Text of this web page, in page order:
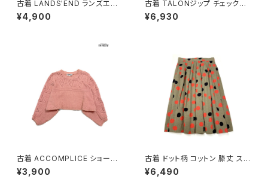
古着 LANDS'END ランズエン
ド 前開き 無地 コットン100％
長袖 シャツ ベージュ (ttu2509
¥4,900
古着 TALONジップ チェック柄
コットン 膝丈 スカート 黄 (ba2
607010)
¥6,930
古着 ACCOMPLICE ショート
丈 アメリカ製 無地 長袖 ニット
セーター ピンク (ttu2501058)
¥3,900
古着 ドット柄 コットン 膝丈 スカ
ート 茶 (ba2607006)
¥6,490